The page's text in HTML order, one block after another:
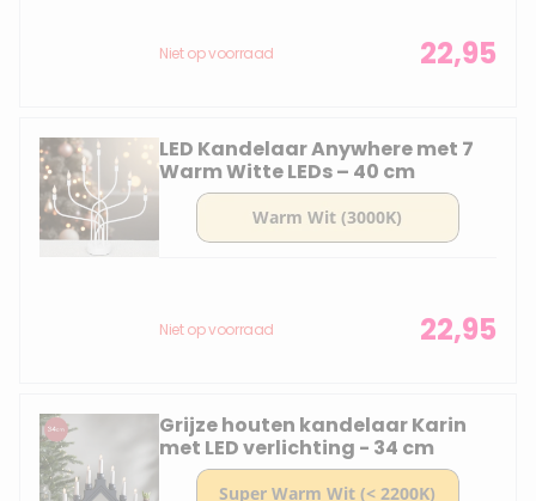
Niet op voorraad 22,95
LED Kandelaar Anywhere met 7
Warm Witte LEDs – 40 cm
Niet op voorraad 22,95
Grijze houten kandelaar Karin
met LED verlichting - 34 cm